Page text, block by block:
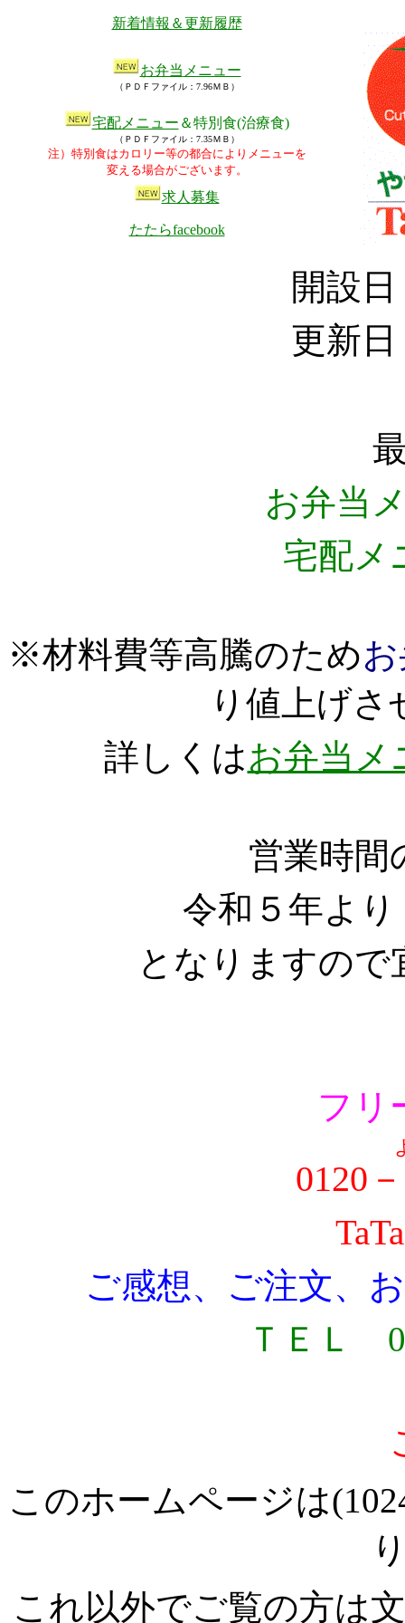
新着情報＆更新履歴
お弁当 メニュー
（ＰＤＦファイル：7.96ＭＢ）
宅配メニュー ＆特別食(治療食)
（ＰＤＦファイル：7.35ＭＢ）
注）特別食はカロリー等の都合によりメニューを
変える場合がございます。
求人募集
たたらfacebook
開設
更新
お弁当
宅配メ
※材料費等高騰のため
り値上げさ
詳しくはお弁当メ
営業時間
令和５年よ
となりますの
フリ
0120－
ご感想、ご注文、
ＴＥＬ
このホームページは
これ以外でご覧の方は